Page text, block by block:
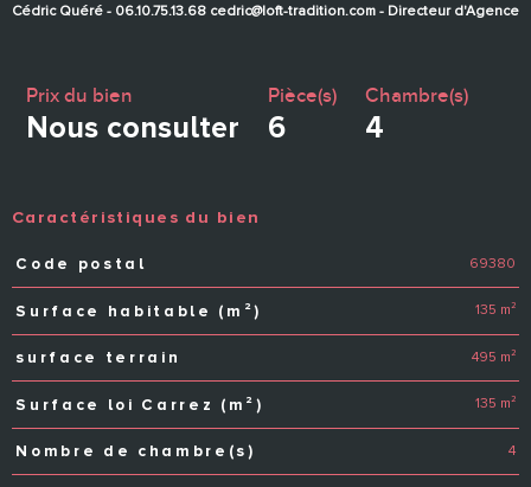
Cédric Quéré - 06.10.75.13.68 cedric@loft-tradition.com - Directeur d'Agence
Prix du bien
Nous consulter
Pièce(s)
6
Chambre(s)
4
Caractéristiques du bien
Caractéristiques Valeurs
Code postal 69380
Surface habitable (m²) 135 m²
surface terrain 495 m²
Surface loi Carrez (m²) 135 m²
Nombre de chambre(s) 4